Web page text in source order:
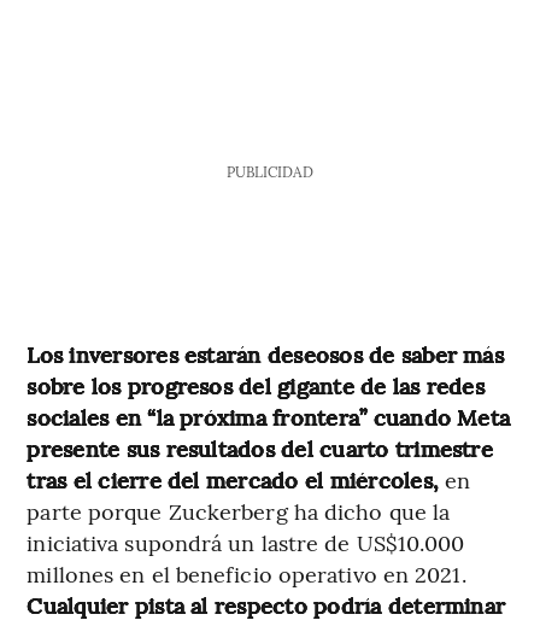
PUBLICIDAD
Los inversores estarán deseosos de saber más
sobre los progresos del gigante de las redes
sociales en “la próxima frontera” cuando Meta
presente sus resultados del cuarto trimestre
tras el cierre del mercado el miércoles, en
parte porque Zuckerberg ha dicho que la
iniciativa supondrá un lastre de US$10.000
millones en el beneficio operativo en 2021.
Cualquier pista al respecto podría determinar